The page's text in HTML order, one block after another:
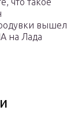
вышел
на Лада